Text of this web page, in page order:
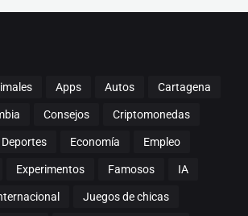
Apps Autos Cartagena
Consejos Criptomonedas
Deportes Economía Empleo
Experimentos Famosos IA
Juegos de chicas